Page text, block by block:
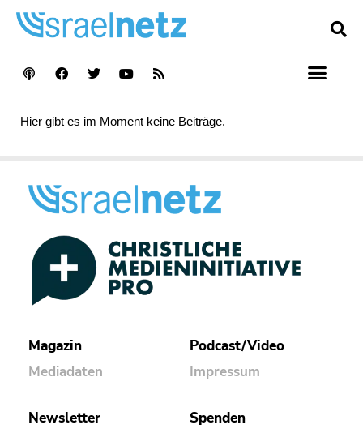
Hier gibt es im Moment keine Beiträge.
Magazin
Mediadaten
Podcast/Video
Impressum
Newsletter
Spenden